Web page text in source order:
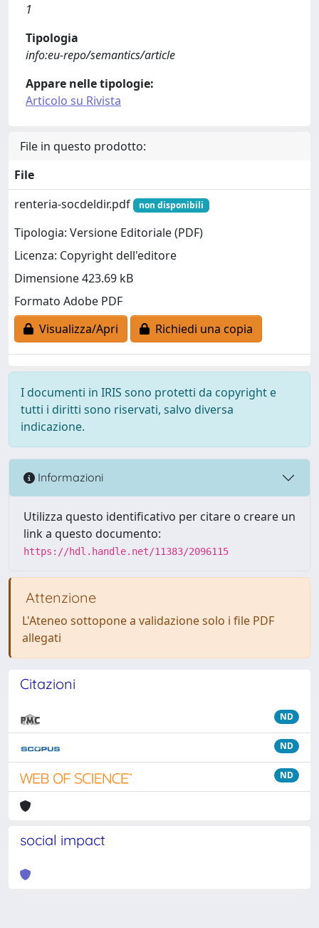
1
Tipologia
info:eu-repo/semantics/article
Appare nelle tipologie:
Articolo su Rivista
File in questo prodotto:
File
renteria-socdeldir.pdf
non disponibili
Tipologia: Versione Editoriale (PDF)
Licenza: Copyright dell'editore
Dimensione 423.69 kB
Formato Adobe PDF
Visualizza/Apri
Richiedi una copia
I documenti in IRIS sono protetti da copyright e
tutti i diritti sono riservati, salvo diversa
indicazione.
Informazioni
Utilizza questo identificativo per citare o creare un
link a questo documento:
https://hdl.handle.net/11383/2096115
Attenzione
L'Ateneo sottopone a validazione solo i file PDF
allegati
Citazioni
ND
ND
ND
social impact